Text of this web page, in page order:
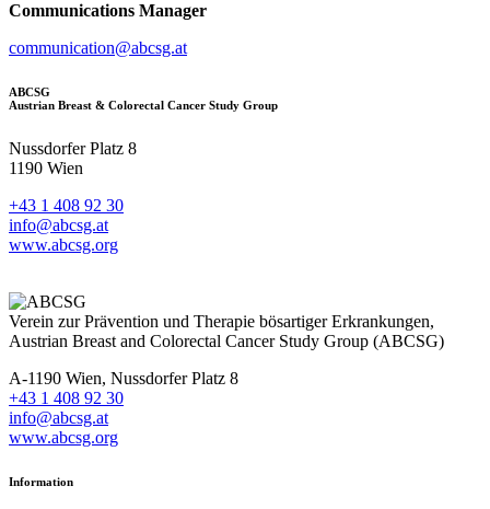
Communications Manager
communication@abcsg.at
ABCSG
Austrian Breast & Colorectal Cancer Study Group
Nussdorfer Platz 8
1190 Wien
+43 1 408 92 30
info@abcsg.at
www.abcsg.org
Verein zur Prävention und Therapie bösartiger Erkrankungen,
Austrian Breast and Colorectal Cancer Study Group (ABCSG)
A-1190 Wien, Nussdorfer Platz 8
+43 1 408 92 30
info@abcsg.at
www.abcsg.org
Information